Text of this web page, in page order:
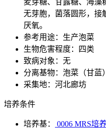
麦芽糖、甘露糖、海藻
无芽胞，菌落圆形，接
厌氧。
参考用途：生产泡菜
生物危害程度：四类
致病对象：无
分离基物：泡菜（甘蓝）
采集地：河北廊坊
培养条件
培养基：
0006 MRS培